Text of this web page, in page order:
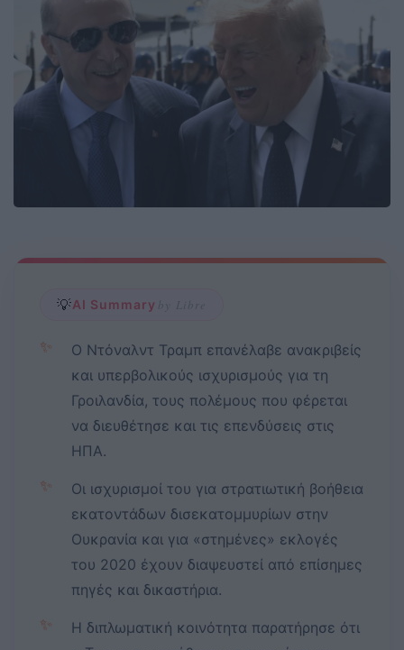
💡AI Summary by Libre
✨
Ο Ντόναλντ Τραμπ επανέλαβε ανακριβείς
και υπερβολικούς ισχυρισμούς για τη
Γροιλανδία, τους πολέμους που φέρεται
να διευθέτησε και τις επενδύσεις στις
ΗΠΑ.
✨
Οι ισχυρισμοί του για στρατιωτική βοήθεια
εκατοντάδων δισεκατομμυρίων στην
Ουκρανία και για «στημένες» εκλογές
του 2020 έχουν διαψευστεί από επίσημες
πηγές και δικαστήρια.
✨
Η διπλωματική κοινότητα παρατήρησε ότι